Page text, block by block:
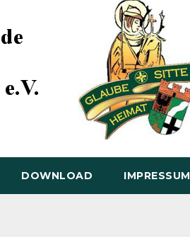
DOWNLOAD IMPRESSUM